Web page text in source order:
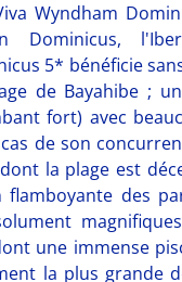
Wyndham
Dominicus,
5* bénéficie
de Bayahibe ;
fort) avec
de son
la plage est
flamboyante des
une immense
la plus grande